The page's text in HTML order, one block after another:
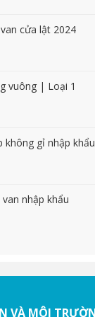
cửa lật 2024
vuông | Loại 1
không gỉ nhập khẩu
nhập khẩu
VÀ MÔI